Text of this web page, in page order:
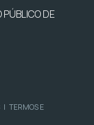
PÚBLICO DE
| TERMOS E